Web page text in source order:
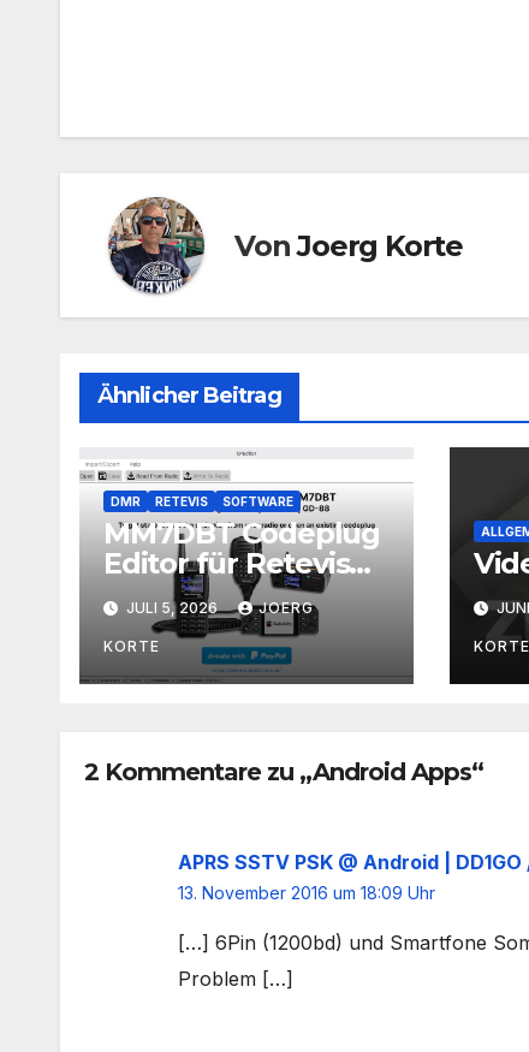
VonJoerg Korte
Ähnlicher Beitrag
DMR RETEVIS SOFTWARE
MM7DBT Codeplug
Editor für Retevis
RT73 oder
Baugleich
JULI 5, 2026 JOERG
KORTE KORTE
2 Kommentare zu „Android Apps“
APRS SSTV PSK @ Android | DD1GO
13. November 2016 um 18:09 Uhr
[…] 6Pin (1200bd) und Smartfone
Problem […]